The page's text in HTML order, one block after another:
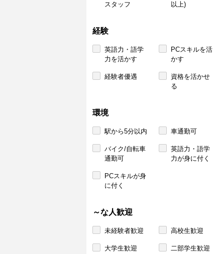
スタッフ
以上)
経験
英語力・語学
力を活かす
PCスキルを活
かす
経験者優遇
資格を活かせ
る
環境
駅から5分以内 車通勤可
バイク/自転車
通勤可
英語力・語学
力が身に付く
PCスキルが身
に付く
～な人歓迎
未経験者歓迎 高校生歓迎
大学生歓迎 二部学生歓迎